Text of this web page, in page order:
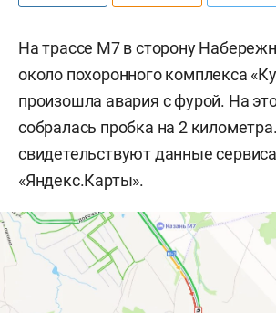
На трассе М7 в сторону
около похоронного комплекса
произошла авария с фурой. На
собралась пробка на 2
свидетельствуют данные сервиса
«Яндекс.Карты».